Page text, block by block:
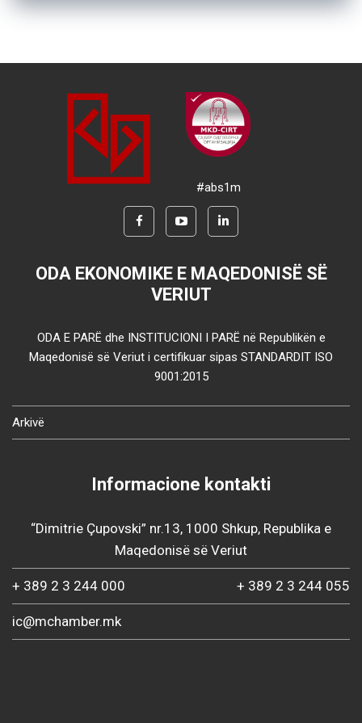
#abs1m
ODA EKONOMIKE E MAQEDONISË SË
VERIUT
ODA E PARË dhe INSTITUCIONI I PARË në Republikën e
Maqedonisë së Veriut i certifikuar sipas STANDARDIT ISO
9001:2015
Arkivë
Informacione kontakti
“Dimitrie Çupovski” nr.13, 1000 Shkup, Republika e
Maqedonisë së Veriut
+ 389 2 3 244 000 + 389 2 3 244 055
ic@mchamber.mk